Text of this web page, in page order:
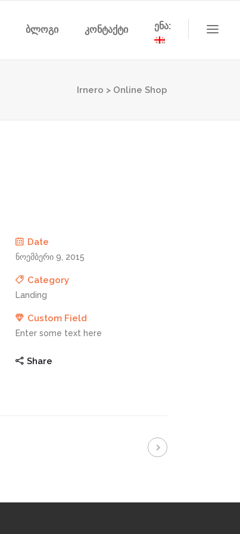
ბლოგი კონტაქტი ენა:
Irnero > Online Shop
Date
ნოემბერი 9, 2015
Category
Landing
Custom Field
Enter some text here
Share